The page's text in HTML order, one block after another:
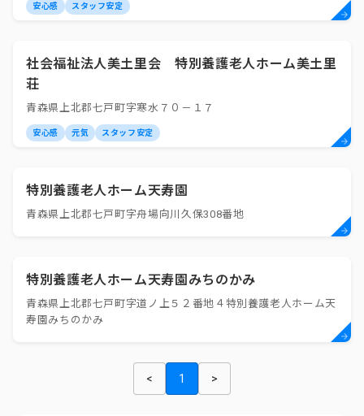
安心感 スタッフ安定
社会福祉法人美土里会 特別養護老人ホーム美土里
荘
青森県上北郡七戸町字寒水７０－１７
安心感 元気 スタッフ安定
特別養護老人ホーム天寿園
青森県上北郡七戸町字舟場向川久保308番地
特別養護老人ホーム天寿園みちのかみ
青森県上北郡七戸町字道ノ上５２番地４特別養護老人ホーム天
寿園みちのかみ
< 1 >